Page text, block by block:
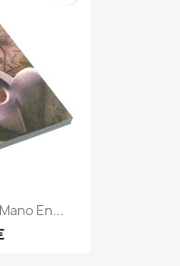
En...